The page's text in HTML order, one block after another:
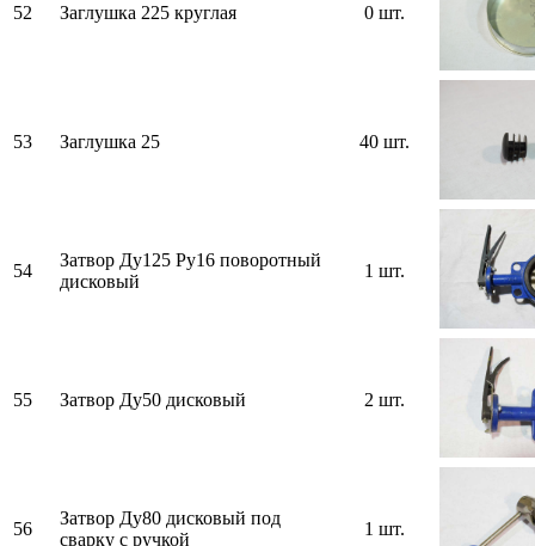
52 Заглушка 225 круглая 0 шт.
53 Заглушка 25 40 шт.
54
Затвор Ду125 Ру16 поворотный
дисковый
1 шт.
55 Затвор Ду50 дисковый 2 шт.
56
Затвор Ду80 дисковый под
сварку с ручкой
1 шт.